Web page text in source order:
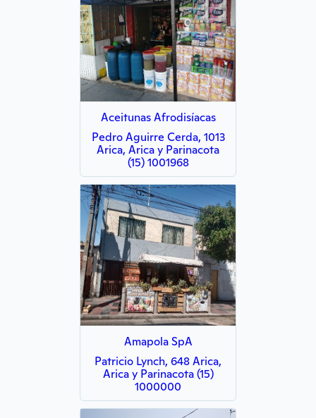
Aceitunas Afrodisíacas
Pedro Aguirre Cerda, 1013
Arica, Arica y Parinacota
(15) 1001968
Amapola SpA
Patricio Lynch, 648 Arica,
Arica y Parinacota (15)
1000000